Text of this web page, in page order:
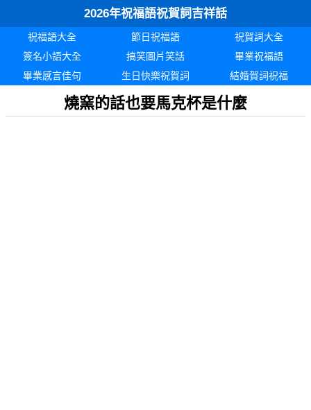
2026年祝福語祝賀詞吉祥話
祝福語大全 節日祝福語
祝賀詞大全
簽名小語大全
搞笑圖片笑話
畢業祝福語
畢業感言佳句
生日快樂祝賀詞 結婚賀詞祝福
燒窯的話也要馬克杯是什麼